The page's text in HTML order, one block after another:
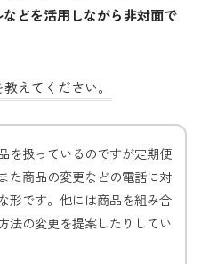
どを活用しながら非対面で
えてください。
を扱っているのですが定期便
た商品の変更などの電話に対
形です。他には商品を組み合
法の変更を提案したりしてい